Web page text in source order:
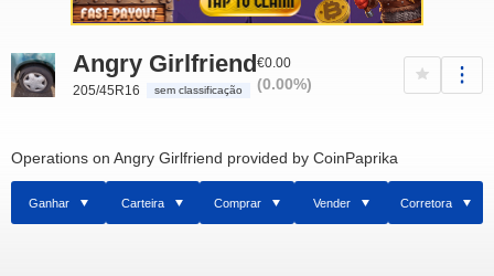
Angry Girlfriend
205/45R16 sem classificação
€0.00
(0.00%)
Operations on Angry Girlfriend provided by CoinPaprika
Ganhar Carteira Comprar Vender Corretora